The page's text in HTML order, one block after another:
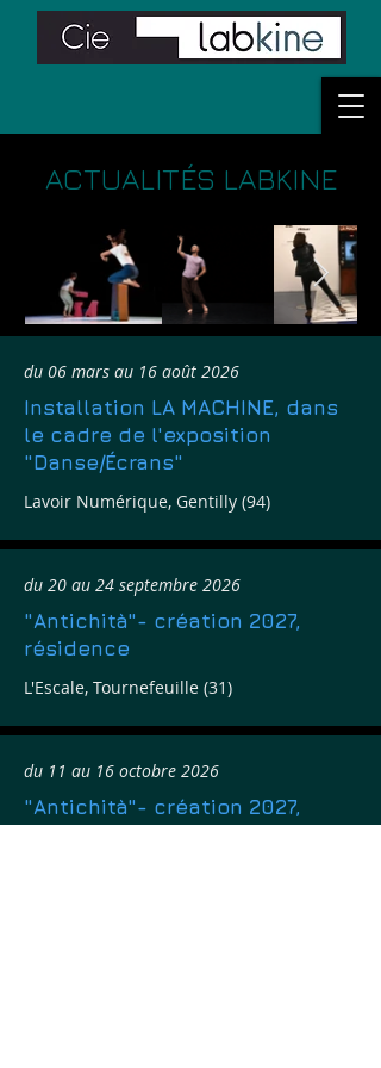
ACTUALITÉS LABKINE
du 06 mars au 16 août 2026
Installation LA MACHINE, dans
le cadre de l'exposition
"Danse/Écrans"
Lavoir Numérique, Gentilly (94)
du 20 au 24 septembre 2026
"Antichità"- création 2027,
résidence
L'Escale, Tournefeuille (31)
du 11 au 16 octobre 2026
"Antichità"- création 2027,